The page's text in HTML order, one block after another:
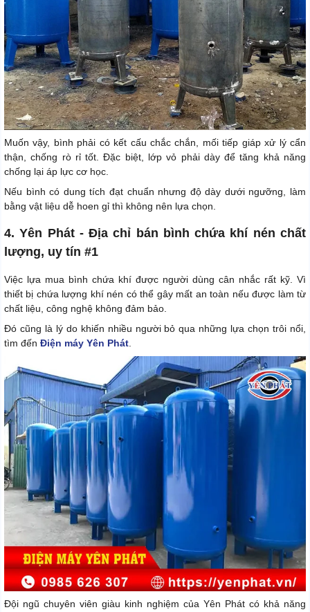
Muốn vậy, bình phải có kết cấu chắc chắn, mối tiếp giáp xử lý cẩn
thận, chống rò rỉ tốt. Đặc biệt, lớp vỏ phải dày để tăng khả năng
chống lại áp lực cơ học.
Nếu bình có dung tích đạt chuẩn nhưng độ dày dưới ngưỡng, làm
bằng vật liệu dễ hoen gỉ thì không nên lựa chọn.
4. Yên Phát - Địa chỉ bán bình chứa khí nén chất
lượng, uy tín #1
Việc lựa mua bình chứa khí được người dùng cân nhắc rất kỹ. Vì
thiết bị chứa lượng khí nén có thể gây mất an toàn nếu được làm từ
chất liệu, công nghệ không đảm bảo.
Đó cũng là lý do khiến nhiều người bỏ qua những lựa chọn trôi nổi,
tìm đến Điện máy Yên Phát
Đội ngũ chuyên viên giàu kinh nghiệm của Yên Phát có khả năng